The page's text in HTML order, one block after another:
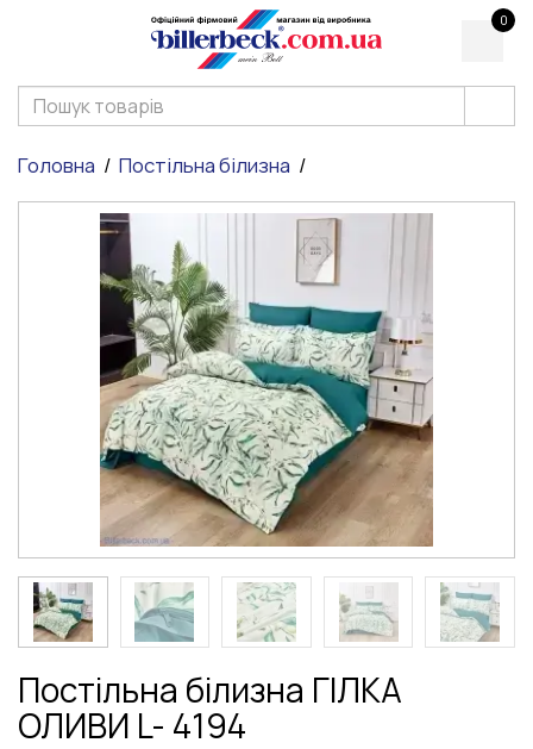
0
Головна Постільна білизна
Постільна білизна ГІЛКА
ОЛИВИ L- 4194